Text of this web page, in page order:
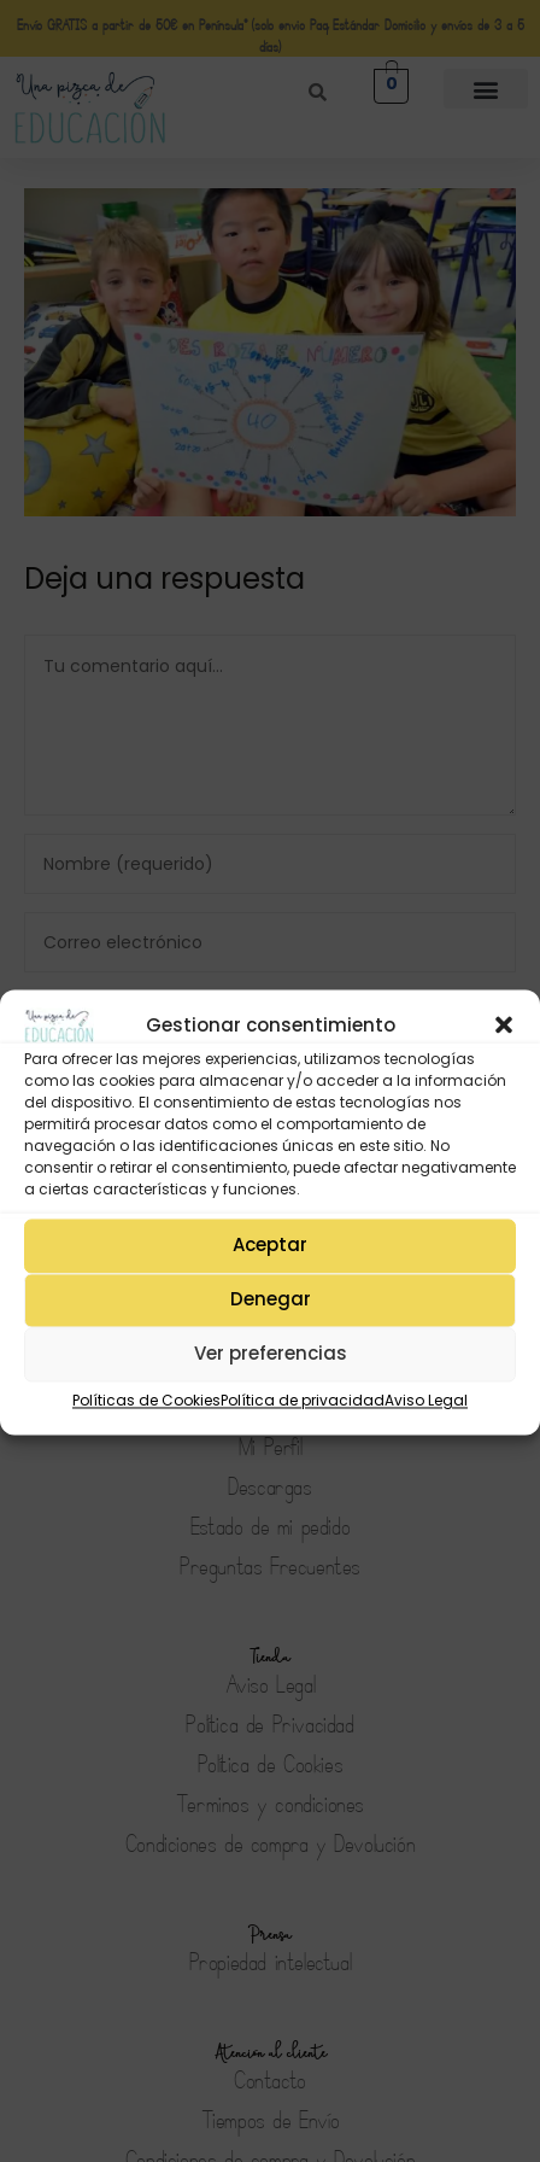
Gestionar consentimiento
Para ofrecer las mejores experiencias, utilizamos tecnologías
como las cookies para almacenar y/o acceder a la información
del dispositivo. El consentimiento de estas tecnologías nos
permitirá procesar datos como el comportamiento de
navegación o las identificaciones únicas en este sitio. No
consentir o retirar el consentimiento, puede afectar negativamente
a ciertas características y funciones.
Aceptar
Denegar
Ver preferencias
Políticas de CookiesPolítica de privacidadAviso Legal
Envío GRATIS a partir de 50€ en Península* (solo envio Paq Estándar Domicilio y envíos de 3 a 5
días)
0
Deja una respuesta
Lista de deseos
Mi Perfil
Descargas
Estado de mi pedido
Preguntas Frecuentes
Tienda
Aviso Legal
Política de Privacidad
Política de Cookies
Terminos y condiciones
Condiciones de compra y Devolución
Prensa
Propiedad intelectual
Atención al cliente
Contacto
Tiempos de Envío